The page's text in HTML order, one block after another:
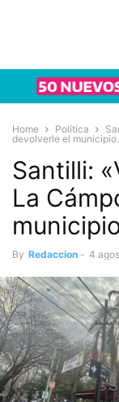
Home Política
devolverle el
Santilli:
La
By Redaccion - 4